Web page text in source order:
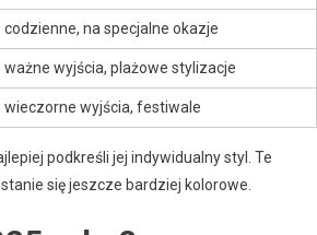
codzienne, na specjalne okazje
ważne wyjścia, plażowe stylizacje
wieczorne wyjścia, festiwale
podkreśli jej indywidualny styl. Te
się jeszcze bardziej kolorowe.